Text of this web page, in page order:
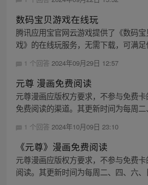
数码宝贝游戏在线玩
腾讯应用宝官网云游戏提供了《数码
戏》的在线玩服务，无需下载，可满足
1 个回答 2024年09月29日 12:57
元尊 漫画免费阅读
元尊漫画应版权方要求，不参与免费
免费阅读的渠道。其更新时间为每周二
1 个回答 2024年10月09日 23:10
《元尊》漫画免费阅读
元尊漫画应版权方要求，不参与免费
阅读。其更新时间为每周二、四、六、